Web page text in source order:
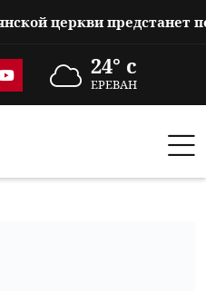
24° c
ЕРЕВАН